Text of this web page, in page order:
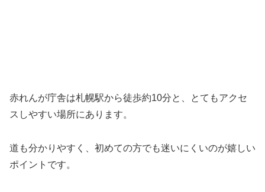
赤れんが庁舎は札幌駅から徒歩約10分と、とてもアクセ
スしやすい場所にあります。
道も分かりやすく、初めての方でも迷いにくいのが嬉しい
ポイントです。